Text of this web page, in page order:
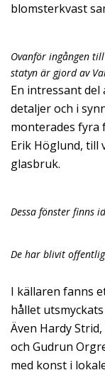
blomsterkvast
Ovanför ingången
statyn är gjord av
En intressant
detaljer och i
monterades fyra
Erik Höglund, till
glasbruk.
Dessa fönster finns
De har blivit
I källaren fanns
hållet
Även Hardy Strid,
och Gudrun
med konst i